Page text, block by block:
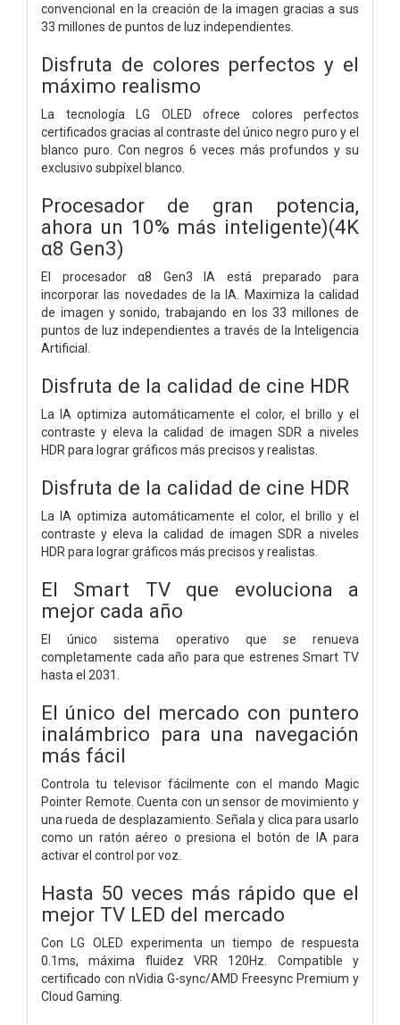
convencional en la creación de la imagen gracias a sus
33 millones de puntos de luz independientes.
Disfruta de colores perfectos y el
máximo realismo
La tecnología LG OLED ofrece colores perfectos
certificados gracias al contraste del único negro puro y el
blanco puro. Con negros 6 veces más profundos y su
exclusivo subpíxel blanco.
Procesador de gran potencia,
ahora un 10% más inteligente)(4K
α8 Gen3)
El procesador α8 Gen3 IA está preparado para
incorporar las novedades de la IA. Maximiza la calidad
de imagen y sonido, trabajando en los 33 millones de
puntos de luz independientes a través de la Inteligencia
Artificial.
Disfruta de la calidad de cine HDR
La IA optimiza automáticamente el color, el brillo y el
contraste y eleva la calidad de imagen SDR a niveles
HDR para lograr gráficos más precisos y realistas.
Disfruta de la calidad de cine HDR
La IA optimiza automáticamente el color, el brillo y el
contraste y eleva la calidad de imagen SDR a niveles
HDR para lograr gráficos más precisos y realistas.
El Smart TV que evoluciona a
mejor cada año
El único sistema operativo que se renueva
completamente cada año para que estrenes Smart TV
hasta el 2031.
El único del mercado con puntero
inalámbrico para una navegación
más fácil
Controla tu televisor fácilmente con el mando Magic
Pointer Remote. Cuenta con un sensor de movimiento y
una rueda de desplazamiento. Señala y clica para usarlo
como un ratón aéreo o presiona el botón de IA para
activar el control por voz.
Hasta 50 veces más rápido que el
mejor TV LED del mercado
Con LG OLED experimenta un tiempo de respuesta
0.1ms, máxima fluidez VRR 120Hz. Compatible y
certificado con nVidia G-sync/AMD Freesync Premium y
Cloud Gaming.